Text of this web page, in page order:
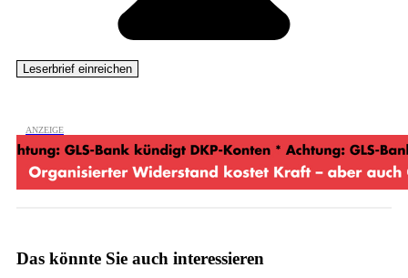
Das könnte Sie auch interessieren